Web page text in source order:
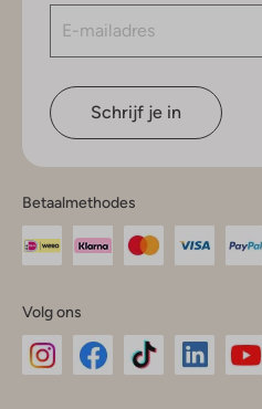
Schrijf je in
Betaalmethodes
Volg ons